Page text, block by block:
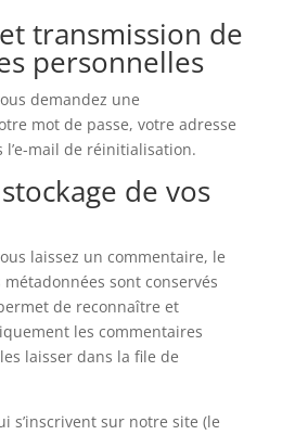
transmission de
personnelles
demandez une
mot de passe, votre adresse
l’e-mail de réinitialisation.
de vos
laissez un commentaire, le
sont conservés
de reconnaître et
les commentaires
laisser dans la file de
s’inscrivent sur notre site (le